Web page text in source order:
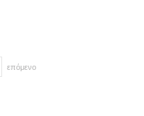
επόμενο